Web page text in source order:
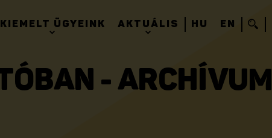
KIEMELT ÜGYEINK AKTUÁLIS HU EN
- ARCHÍVUM